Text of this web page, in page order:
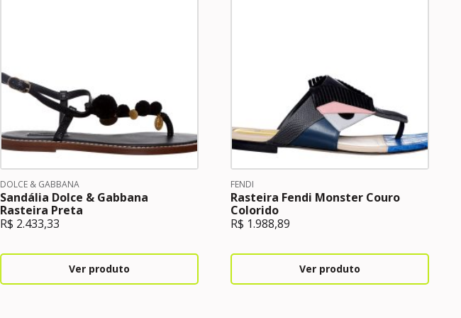
DOLCE & GABBANA
Sandália Dolce & Gabbana
Rasteira Preta
R$ 2.433,33
Ver produto
FENDI
Rasteira Fendi Monster Couro
Colorido
R$ 1.988,89
Ver produto